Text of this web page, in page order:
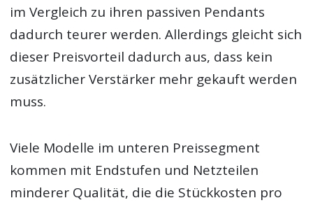
im Vergleich zu ihren passiven Pendants
dadurch teurer werden. Allerdings gleicht sich
dieser Preisvorteil dadurch aus, dass kein
zusätzlicher Verstärker mehr gekauft werden
muss.
Viele Modelle im unteren Preissegment
kommen mit Endstufen und Netzteilen
minderer Qualität, die die Stückkosten pro